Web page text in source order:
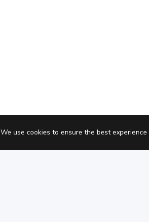
We use cookies to ensure the best